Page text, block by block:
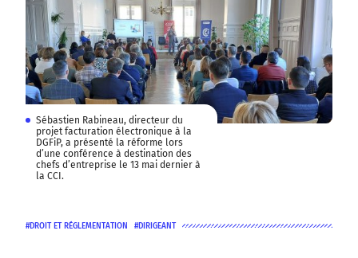
Sébastien Rabineau, directeur du
projet facturation électronique à la
DGFiP, a présenté la réforme lors
d’une conférence à destination des
chefs d’entreprise le 13 mai dernier à
la CCI.
DROIT ET RÉGLEMENTATION DIRIGEANT